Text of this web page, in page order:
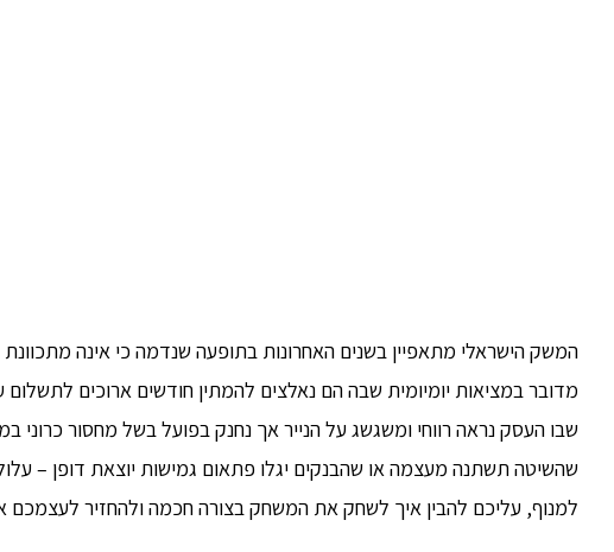
המשק הישראלי מתאפיין בשנים האחרונות בתופעה שנדמה כי אינה
מדובר במציאות יומיומית שבה הם נאלצים להמתין חודשים ארוכים
שבו העסק נראה רווחי ומשגשג על הנייר אך נחנק בפועל בשל מחסור
שהשיטה תשתנה מעצמה או שהבנקים יגלו פתאום גמישות יוצאת דופן –
למנוף, עליכם להבין איך לשחק את המשחק בצורה חכמה ולהחזיר